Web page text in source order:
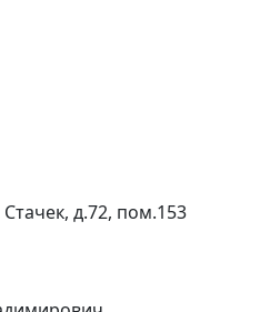
д.72, пом.153